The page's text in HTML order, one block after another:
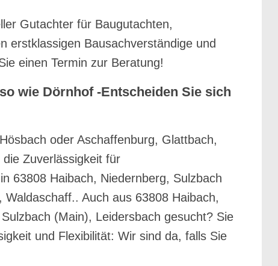
Gutachter für Baugutachten,
erstklassigen Bausachverständige und
einen Termin zur Beratung!
wie Dörnhof -Entscheiden Sie sich
oder Aschaffenburg, Glattbach,
Zuverlässigkeit für
63808 Haibach, Niedernberg, Sulzbach
Auch aus 63808 Haibach,
(Main), Leidersbach gesucht? Sie
und Flexibilität: Wir sind da, falls Sie